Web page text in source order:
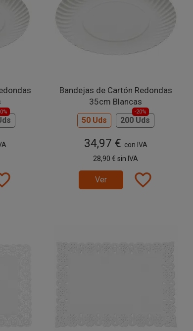
Bandejas de Cartón Redondas
35cm Blancas
50 Uds 200 Uds
-20%
34,97 € con IVA
28,90 € sin IVA
Ver favorite_border